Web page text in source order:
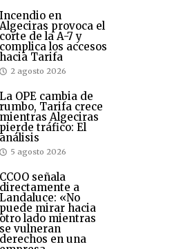
Incendio en
Algeciras provoca el
corte de la A-7 y
complica los accesos
hacia Tarifa
2 agosto 2026
La OPE cambia de
rumbo, Tarifa crece
mientras Algeciras
pierde tráfico: El
análisis
5 agosto 2026
CCOO señala
directamente a
Landaluce: «No
puede mirar hacia
otro lado mientras
se vulneran
derechos en una